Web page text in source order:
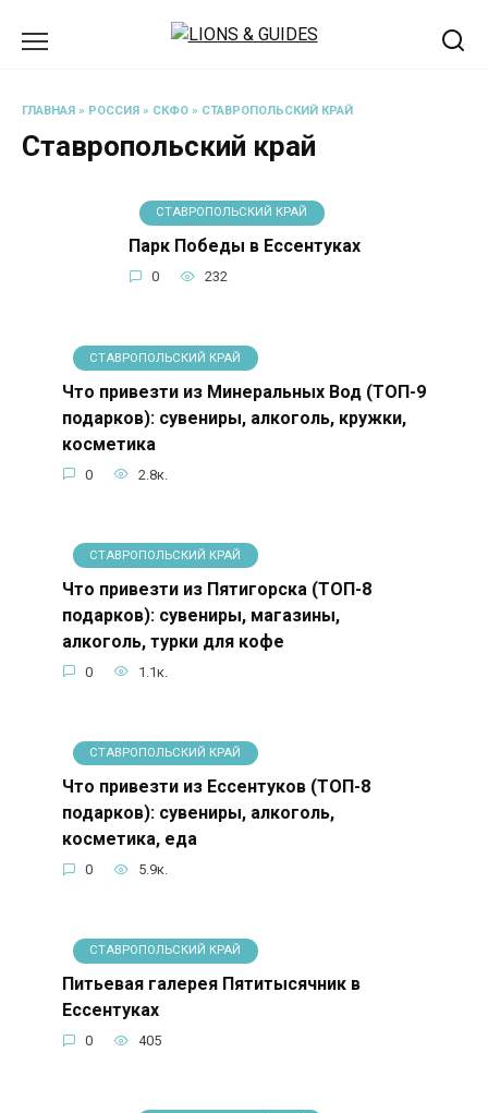
ГЛАВНАЯ » РОССИЯ » СКФО » СТАВРОПОЛЬСКИЙ КРАЙ
Ставропольский край
СТАВРОПОЛЬСКИЙ КРАЙ
Парк Победы в Ессентуках
0 232
СТАВРОПОЛЬСКИЙ КРАЙ
Что привезти из Минеральных Вод (ТОП-9
подарков): сувениры, алкоголь, кружки,
косметика
0 2.8к.
СТАВРОПОЛЬСКИЙ КРАЙ
Что привезти из Пятигорска (ТОП-8
подарков): сувениры, магазины,
алкоголь, турки для кофе
0 1.1к.
СТАВРОПОЛЬСКИЙ КРАЙ
Что привезти из Ессентуков (ТОП-8
подарков): сувениры, алкоголь,
косметика, еда
0 5.9к.
СТАВРОПОЛЬСКИЙ КРАЙ
Питьевая галерея Пятитысячник в
Ессентуках
0 405